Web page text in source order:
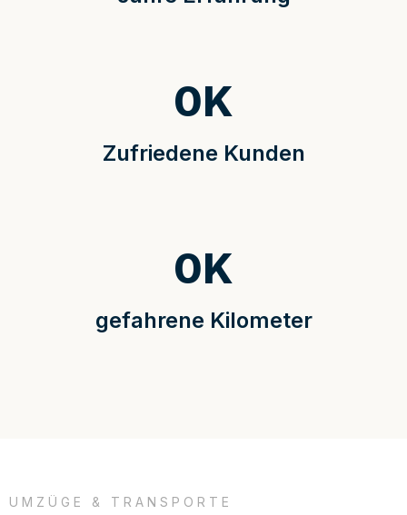
Zufriedene Kunden
0K
gefahrene Kilometer
0K
UMZÜGE & TRANSPORTE